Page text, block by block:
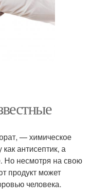
— химическое
антисептик, а
Но несмотря на свою
продукт может
человека.